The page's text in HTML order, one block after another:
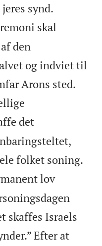
synd.
skal
den
og indviet til
Arons sted.
det
folket soning.
lov
skaffes Israels
Efter at